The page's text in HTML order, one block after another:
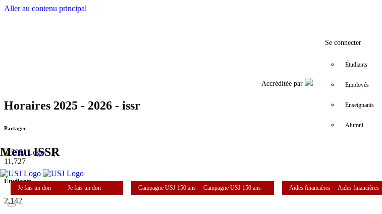
Aller au contenu principal
Accréditée par
Se connecter
Étudiants
Employés
Enseignants
Alumni
Menu ISSR
Je fais un don Je fais un don Campagne USJ 150 ans Campagne USJ 150 ans Aides financières Aides financières
Horaires 2025 - 2026 - issr
Partager
11,727
Étudiants
2,142